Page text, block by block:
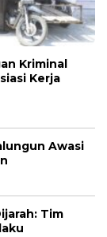
Kriminal
Kerja
Awasi
Tim